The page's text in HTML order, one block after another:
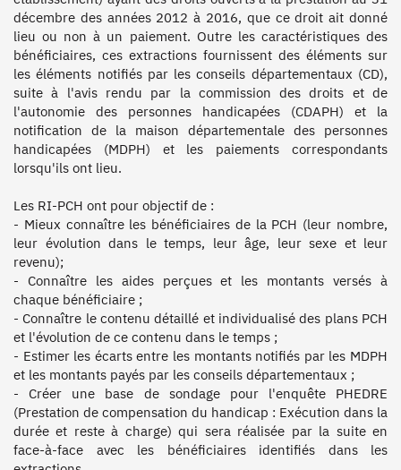
décembre des années 2012 à 2016, que ce droit ait donné
lieu ou non à un paiement. Outre les caractéristiques des
bénéficiaires, ces extractions fournissent des éléments sur
les éléments notifiés par les conseils départementaux (CD),
suite à l'avis rendu par la commission des droits et de
l'autonomie des personnes handicapées (CDAPH) et la
notification de la maison départementale des personnes
handicapées (MDPH) et les paiements correspondants
lorsqu'ils ont lieu.
Les RI-PCH ont pour objectif de :
- Mieux connaître les bénéficiaires de la PCH (leur nombre,
leur évolution dans le temps, leur âge, leur sexe et leur
revenu);
- Connaître les aides perçues et les montants versés à
chaque bénéficiaire ;
- Connaître le contenu détaillé et individualisé des plans PCH
et l'évolution de ce contenu dans le temps ;
- Estimer les écarts entre les montants notifiés par les MDPH
et les montants payés par les conseils départementaux ;
- Créer une base de sondage pour l'enquête PHEDRE
(Prestation de compensation du handicap : Exécution dans la
durée et reste à charge) qui sera réalisée par la suite en
face-à-face avec les bénéficiaires identifiés dans les